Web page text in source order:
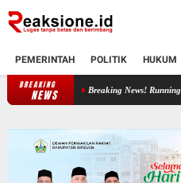
PEMERINTAH POLITIK HUKUM
BREAKING
NEWS Breaking News! Running